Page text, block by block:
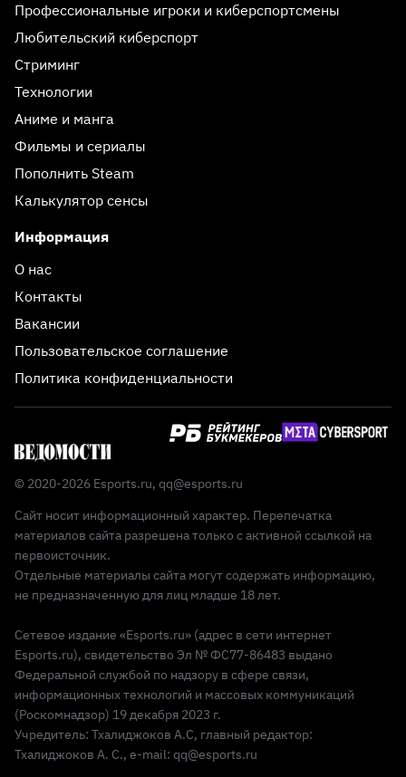
Профессиональные игроки и киберспортсмены
Любительский киберспорт
Стриминг
Технологии
Аниме и манга
Фильмы и сериалы
Пополнить Steam
Калькулятор сенсы
Информация
О нас
Контакты
Вакансии
Пользовательское соглашение
Политика конфиденциальности
© 2020-2026 Esports.ru, qq@esports.ru
Сайт носит информационный характер. Перепечатка
материалов сайта разрешена только с активной ссылкой на
первоисточник.
Отдельные материалы сайта могут содержать информацию,
не предназначенную для лиц младше 18 лет.
Сетевое издание «Esports.ru» (адрес в сети интернет
Esports.ru), свидетельство Эл № ФС77-86483 выдано
Федеральной службой по надзору в сфере связи,
информационных технологий и массовых коммуникаций
(Роскомнадзор) 19 декабря 2023 г.
Учредитель: Тхалиджоков А.С, главный редактор:
Тхалиджоков А. С., e-mail: qq@esports.ru